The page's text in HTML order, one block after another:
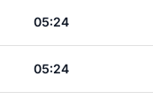
05:24
05:24